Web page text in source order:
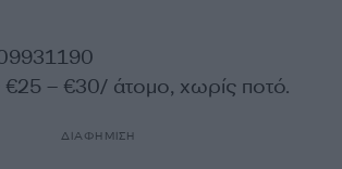
– €30/ άτομο, χωρίς ποτό.
ΔΙΑΦΗΜΙΣΗ